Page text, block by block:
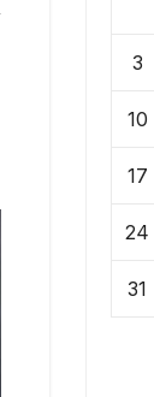
3
10
17
24
31